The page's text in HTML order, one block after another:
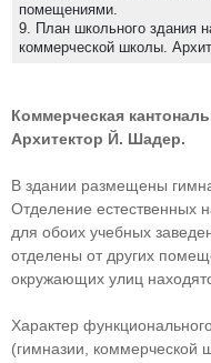
помещениями.
9. План школьного здания
коммерческой школы.
Коммерческая
Архитектор Й. Шадер.
В здании размещены
Отделение естественных
для обоих учебных
отделены от других
окружающих улиц
Характер
(гимназии, коммерческой